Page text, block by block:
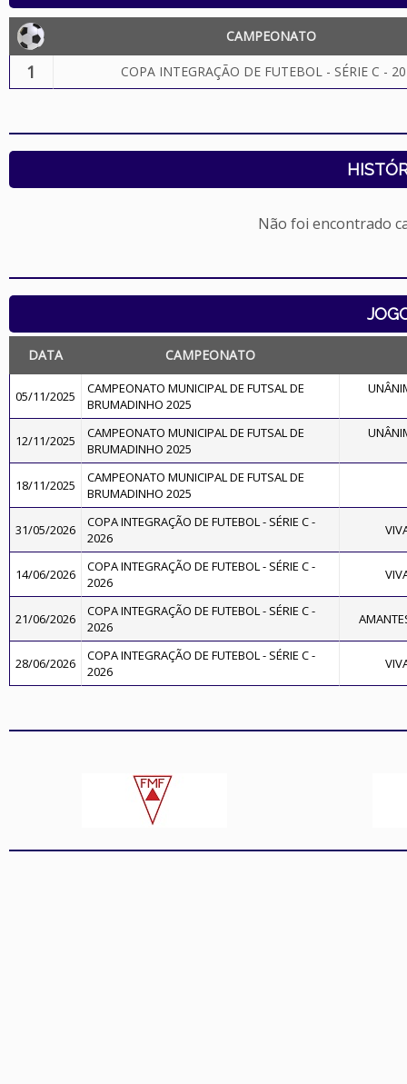
CAMPEONATO
1 COPA INTEGRAÇÃO DE FUTEBOL - SÉRIE C -
Não foi encontrado
DATA CAMPEONATO
05/11/2025
CAMPEONATO MUNICIPAL DE FUTSAL DE
BRUMADINHO 2025
12/11/2025
CAMPEONATO MUNICIPAL DE FUTSAL DE
BRUMADINHO 2025
18/11/2025
CAMPEONATO MUNICIPAL DE FUTSAL DE
BRUMADINHO 2025
31/05/2026
COPA INTEGRAÇÃO DE FUTEBOL - SÉRIE C -
2026
14/06/2026
COPA INTEGRAÇÃO DE FUTEBOL - SÉRIE C -
2026
21/06/2026
COPA INTEGRAÇÃO DE FUTEBOL - SÉRIE C -
2026
28/06/2026
COPA INTEGRAÇÃO DE FUTEBOL - SÉRIE C -
2026